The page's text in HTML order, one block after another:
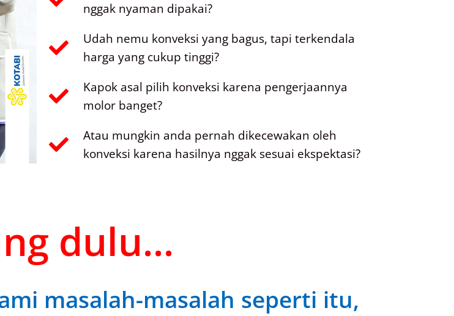
nggak nyaman dipakai?
Udah nemu konveksi yang bagus, tapi terkendala
harga yang cukup tinggi?
Kapok asal pilih konveksi karena pengerjaannya
molor banget?
Atau mungkin anda pernah dikecewakan oleh
konveksi karena hasilnya nggak sesuai ekspektasi?
dulu...
masalah-masalah seperti itu,